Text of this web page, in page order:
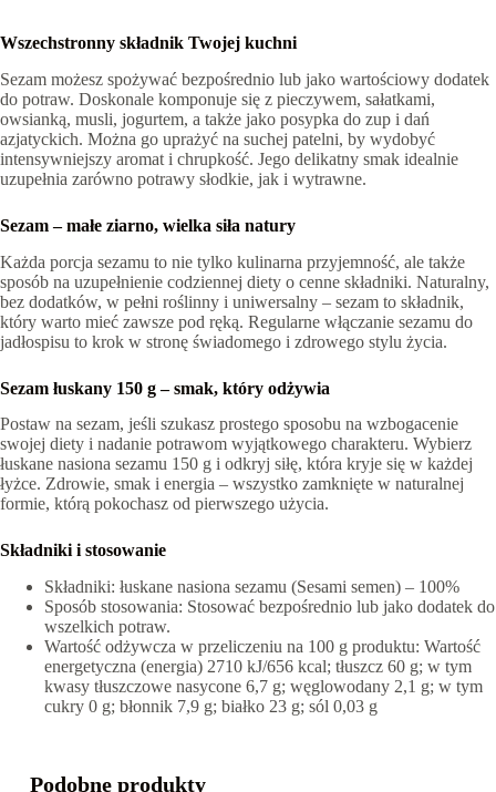
Wszechstronny składnik Twojej kuchni
Sezam możesz spożywać bezpośrednio lub jako wartościowy dodatek
do potraw. Doskonale komponuje się z pieczywem, sałatkami,
owsianką, musli, jogurtem, a także jako posypka do zup i dań
azjatyckich. Można go uprażyć na suchej patelni, by wydobyć
intensywniejszy aromat i chrupkość. Jego delikatny smak idealnie
uzupełnia zarówno potrawy słodkie, jak i wytrawne.
Sezam – małe ziarno, wielka siła natury
Każda porcja sezamu to nie tylko kulinarna przyjemność, ale także
sposób na uzupełnienie codziennej diety o cenne składniki. Naturalny,
bez dodatków, w pełni roślinny i uniwersalny – sezam to składnik,
który warto mieć zawsze pod ręką. Regularne włączanie sezamu do
jadłospisu to krok w stronę świadomego i zdrowego stylu życia.
Sezam łuskany 150 g – smak, który odżywia
Postaw na sezam, jeśli szukasz prostego sposobu na wzbogacenie
swojej diety i nadanie potrawom wyjątkowego charakteru. Wybierz
łuskane nasiona sezamu 150 g i odkryj siłę, która kryje się w każdej
łyżce. Zdrowie, smak i energia – wszystko zamknięte w naturalnej
formie, którą pokochasz od pierwszego użycia.
Składniki i stosowanie
Składniki: łuskane nasiona sezamu (Sesami semen) – 100%
Sposób stosowania: Stosować bezpośrednio lub jako dodatek do
wszelkich potraw.
Wartość odżywcza w przeliczeniu na 100 g produktu: Wartość
energetyczna (energia) 2710 kJ/656 kcal; tłuszcz 60 g; w tym
kwasy tłuszczowe nasycone 6,7 g; węglowodany 2,1 g; w tym
cukry 0 g; błonnik 7,9 g; białko 23 g; sól 0,03 g
Podobne produkty